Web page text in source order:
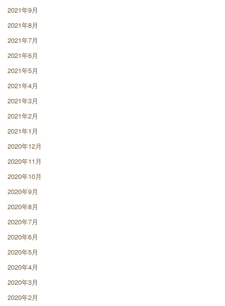
2021年9月
2021年8月
2021年7月
2021年6月
2021年5月
2021年4月
2021年3月
2021年2月
2021年1月
2020年12月
2020年11月
2020年10月
2020年9月
2020年8月
2020年7月
2020年6月
2020年5月
2020年4月
2020年3月
2020年2月